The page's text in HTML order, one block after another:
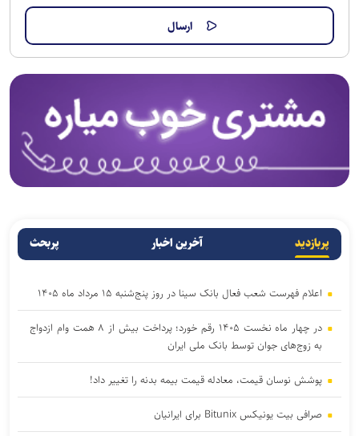
پربازدید آخرین اخبار پربحث
اعلام فهرست شعب فعال بانک سینا در روز پنج‌شنبه ۱۵ مرداد ماه ۱۴۰۵
در چهار ماه نخست ۱۴۰۵ رقم خورد؛ پرداخت بیش از ۸ همت وام ازدواج
به زوج‌های جوان توسط بانک ملی ایران
پوشش نوسان قیمت، معادله قیمت بیمه بدنه را تغییر داد!
صرافی بیت یونیکس Bitunix برای ایرانیان